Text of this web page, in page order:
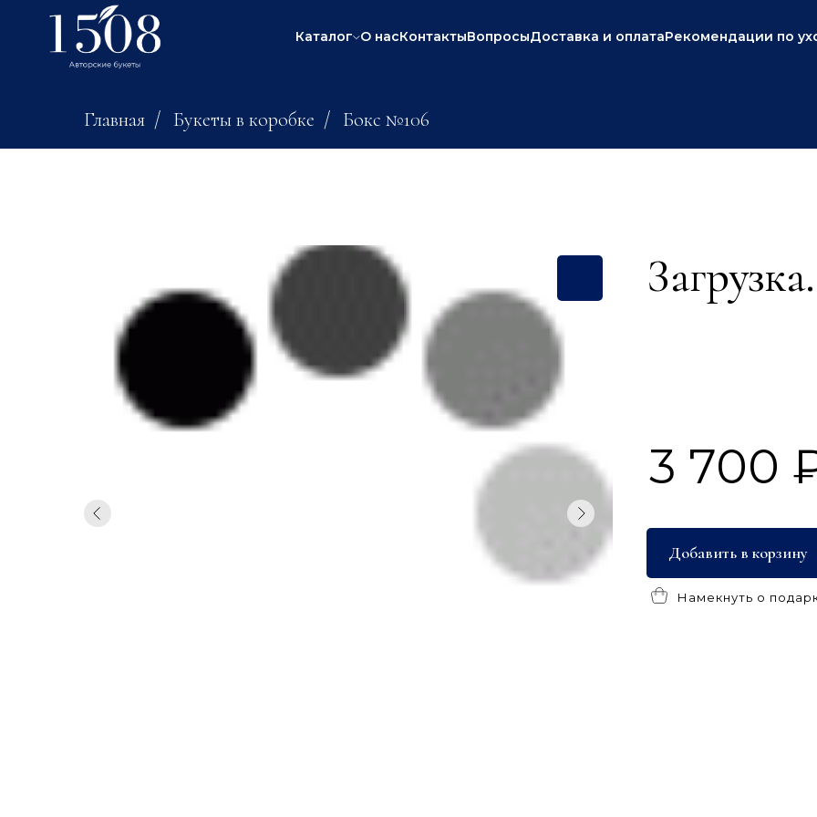
Каталог О насКонтактыВопросыДоставка и оплатаРекомендации по
Главная / Букеты в коробке / Бокс №106
3 700
Намекнуть о
Добавить в корзину